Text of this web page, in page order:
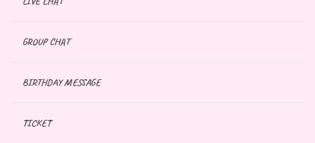
GROUP CHAT
BIRTHDAY MESSAGE
TICKET